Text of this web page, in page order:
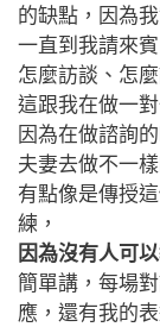
的缺點，因為
一直到我請來
怎麼訪談、怎
這跟我在做一
因為在做諮詢
夫妻去做不一
有點像是傳授
練，
因為沒有人可
簡單講，每場
應，還有我的表